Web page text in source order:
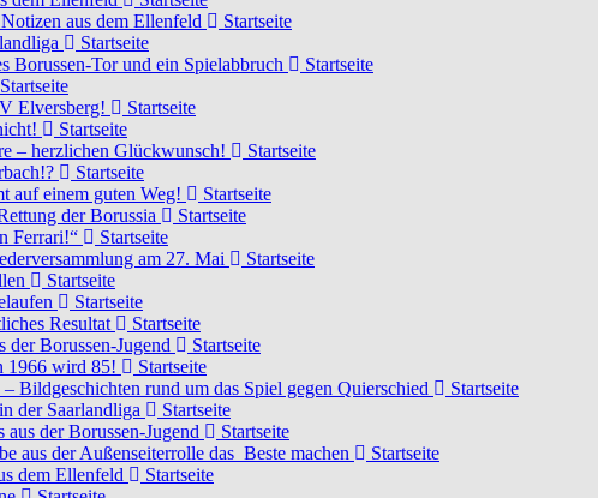
aus dem Ellenfeld
Startseite
Startseite
Borussen-Tor und ein Spielabbruch
Startseite
Startseite
Elversberg!
Startseite
Startseite
– herzlichen Glückwunsch!
Startseite
Startseite
auf einem guten Weg!
Startseite
der Borussia
Startseite
Ferrari!“
Startseite
am 27. Mai
Startseite
Startseite
Startseite
Resultat
Startseite
der Borussen-Jugend
Startseite
1966 wird 85!
Startseite
Bildgeschichten rund um das Spiel gegen Quierschied
Startseite
der Saarlandliga
Startseite
der Borussen-Jugend
Startseite
aus der Außenseiterrolle das Beste machen
Startseite
dem Ellenfeld
Startseite